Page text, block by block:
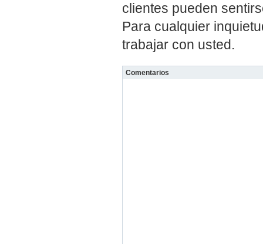
clientes pueden
Para cualquier
trabajar con usted.
Comentarios